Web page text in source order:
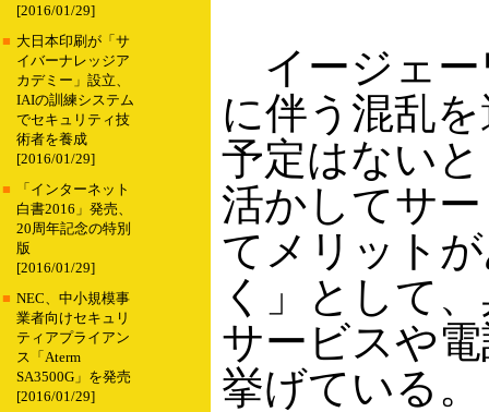
[2016/01/29]
■ 大日本印刷が「サ
イバーナレッジア
カデミー」設立、
IAIの訓練システム
でセキュリティ技
術者を養成
[2016/01/29]
■
「インターネット
白書2016」発売、
20周年記念の特別
版
[2016/01/29]
■ NEC、中小規模事
業者向けセキュリ
ティアプライアン
ス「Aterm
SA3500G」を発売
[2016/01/29]
イージェー
に伴う混乱
予定はない
活かしてサ
てメリット
く」として
サービスや
挙げている。